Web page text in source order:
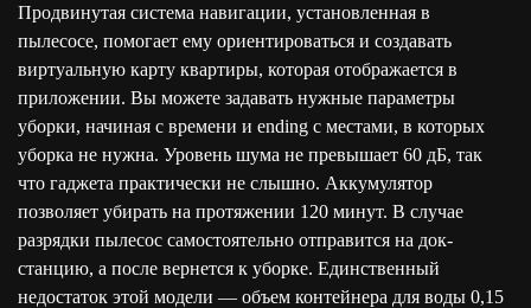
Продвинутая система навигации, установленная в
пылесосе, помогает ему ориентироваться и создавать
виртуальную карту квартиры, которая отображается в
приложении. Вы можете задавать нужные параметры
уборки, начиная с времени и ending с местами, в которых
уборка не нужна. Уровень шума не превышает 60 дБ, так
что гаджета практически не слышно. Аккумулятор
позволяет убирать на протяжении 120 минут. В случае
разрядки пылесос самостоятельно отправится на док-
станцию, а после вернется к уборке. Единственный
недостаток этой модели — объем контейнера для воды 0,15